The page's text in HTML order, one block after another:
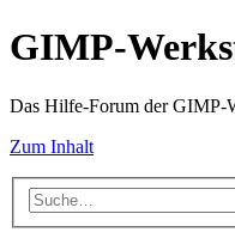
GIMP-
Das Hilfe-Forum der GIMP-
Zum Inhalt